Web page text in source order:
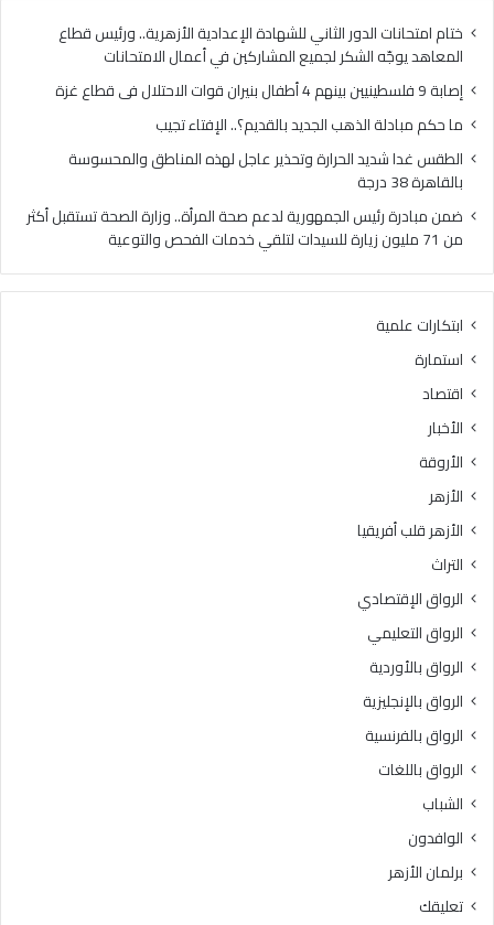
ختام امتحانات الدور الثاني للشهادة الإعدادية الأزهرية.. ورئيس قطاع
المعاهد يوجّه الشكر لجميع المشاركين في أعمال الامتحانات
إصابة 9 فلسطينيين بينهم 4 أطفال بنيران قوات الاحتلال فى قطاع غزة
ما حكم مبادلة الذهب الجديد بالقديم؟.. الإفتاء تجيب
الطقس غدا شديد الحرارة وتحذير عاجل لهذه المناطق والمحسوسة
بالقاهرة 38 درجة
ضمن مبادرة رئيس الجمهورية لدعم صحة المرأة.. وزارة الصحة تستقبل أكثر
من 71 مليون زيارة للسيدات لتلقي خدمات الفحص والتوعية
ابتكارات علمية
استمارة
اقتصاد
الأخبار
الأروقة
الأزهر
الأزهر قلب أفريقيا
التراث
الرواق الإقتصادي
الرواق التعليمي
الرواق بالأوردية
الرواق بالإنجليزية
الرواق بالفرنسية
الرواق باللغات
الشباب
الوافدون
برلمان الأزهر
تعليقك